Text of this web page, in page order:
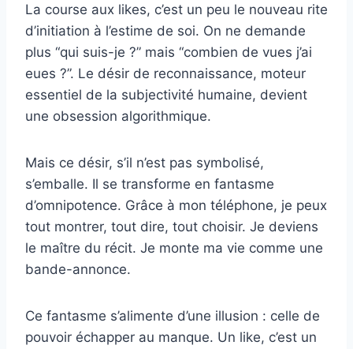
La course aux likes, c’est un peu le nouveau rite
d’initiation à l’estime de soi. On ne demande
plus “qui suis-je ?” mais “combien de vues j’ai
eues ?”. Le désir de reconnaissance, moteur
essentiel de la subjectivité humaine, devient
une obsession algorithmique.
Mais ce désir, s’il n’est pas symbolisé,
s’emballe. Il se transforme en fantasme
d’omnipotence. Grâce à mon téléphone, je peux
tout montrer, tout dire, tout choisir. Je deviens
le maître du récit. Je monte ma vie comme une
bande-annonce.
Ce fantasme s’alimente d’une illusion : celle de
pouvoir échapper au manque. Un like, c’est un